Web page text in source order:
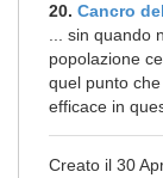
20. Cancro
... sin quando
popolazione
quel punto
efficace in
Creato il 30